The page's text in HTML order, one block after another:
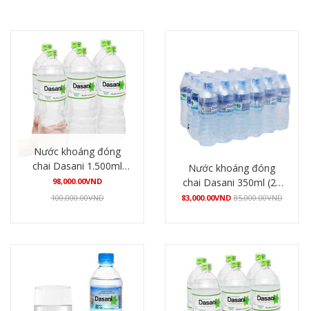
Nước khoáng đóng
chai Dasani 1.500ml
(12 chai/thùng)
98,000.00VND
100,000.00VND
Nước khoáng đóng
chai Dasani 350ml (24
chai/thùng)
83,000.00VND 85,000.00VND